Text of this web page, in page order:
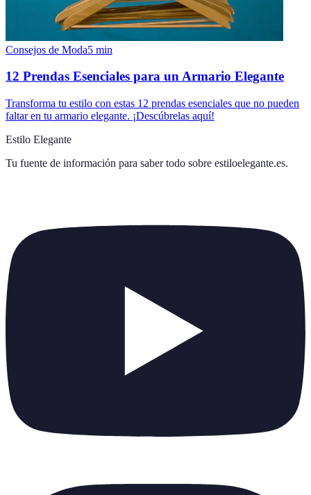
Consejos de Moda5 min
12 Prendas Esenciales para un Armario Elegante
Transforma tu estilo con estas 12 prendas esenciales que no pueden
faltar en tu armario elegante. ¡Descúbrelas aquí!
Estilo Elegante
Tu fuente de información para saber todo sobre estiloelegante.es.